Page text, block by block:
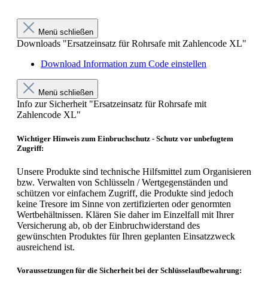
Menü schließen
Downloads "Ersatzeinsatz für Rohrsafe mit Zahlencode XL"
Download Information zum Code einstellen
Menü schließen
Info zur Sicherheit "Ersatzeinsatz für Rohrsafe mit
Zahlencode XL"
Wichtiger Hinweis zum Einbruchschutz - Schutz vor unbefugtem
Zugriff:
Unsere Produkte sind technische Hilfsmittel zum Organisieren
bzw. Verwalten von Schlüsseln / Wertgegenständen und
schützen vor einfachem Zugriff, die Produkte sind jedoch
keine Tresore im Sinne von zertifizierten oder genormten
Wertbehältnissen. Klären Sie daher im Einzelfall mit Ihrer
Versicherung ab, ob der Einbruchwiderstand des
gewünschten Produktes für Ihren geplanten Einsatzzweck
ausreichend ist.
Voraussetzungen für die Sicherheit bei der Schlüsselaufbewahrung: